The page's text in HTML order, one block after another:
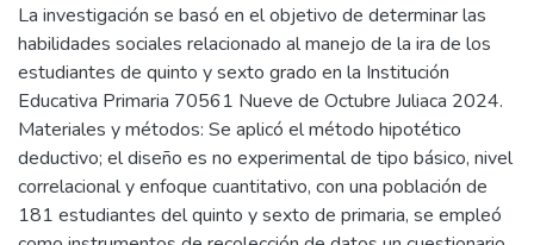
La investigación se basó en el objetivo de determinar las
habilidades sociales relacionado al manejo de la ira de los
estudiantes de quinto y sexto grado en la Institución
Educativa Primaria 70561 Nueve de Octubre Juliaca 2024.
Materiales y métodos: Se aplicó el método hipotético
deductivo; el diseño es no experimental de tipo básico, nivel
correlacional y enfoque cuantitativo, con una población de
181 estudiantes del quinto y sexto de primaria, se empleó